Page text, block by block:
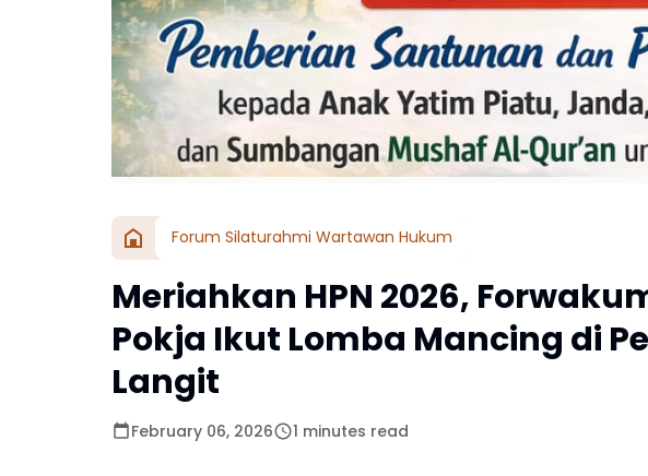
Forum Silaturahmi Wartawan Hukum
Meriahkan HPN 2026,
Pokja Ikut Lomba Mancing di
Langit
February 06, 2026 1 minutes read